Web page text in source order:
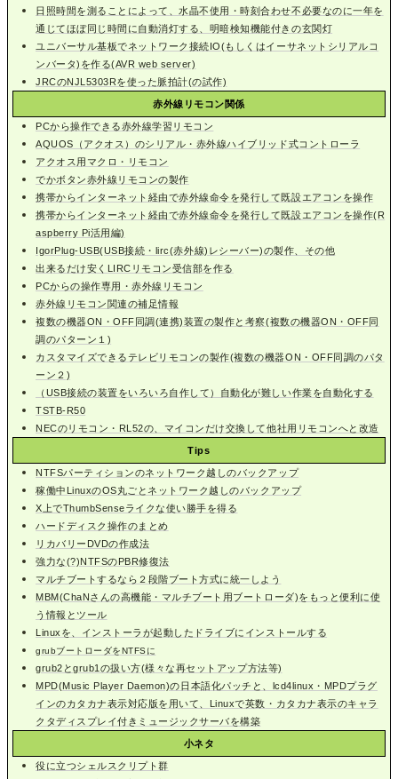
日照時間を測ることによって、水晶不使用・時刻合わせ不必要なのに一年を
通じてほぼ同じ時間に自動消灯する、明暗検知機能付きの玄関灯
ユニバーサル基板でネットワーク接続IO(もしくはイーサネットシリアルコ
ンバータ)を作る(AVR web server)
JRCのNJL5303Rを使った脈拍計(の試作)
赤外線リモコン関係
PCから操作できる赤外線学習リモコン
AQUOS（アクオス）のシリアル・赤外線ハイブリッド式コントローラ
アクオス用マクロ・リモコン
でかボタン赤外線リモコンの製作
携帯からインターネット経由で赤外線命令を発行して既設エアコンを操作
携帯からインターネット経由で赤外線命令を発行して既設エアコンを操作(R
aspberry Pi活用編)
IgorPlug-USB(USB接続・lirc(赤外線)レシーバー)の製作、その他
出来るだけ安くLIRCリモコン受信部を作る
PCからの操作専用・赤外線リモコン
赤外線リモコン関連の補足情報
複数の機器ON・OFF同調(連携)装置の製作と考察(複数の機器ON・OFF同
調のパターン１)
カスタマイズできるテレビリモコンの製作(複数の機器ON・OFF同調のパタ
ーン２)
（USB接続の装置をいろいろ自作して）自動化が難しい作業を自動化する
TSTB-R50
NECのリモコン・RL52の、マイコンだけ交換して他社用リモコンへと改造
Tips
NTFSパーティションのネットワーク越しのバックアップ
稼働中LinuxのOS丸ごとネットワーク越しのバックアップ
X上でThumbSenseライクな使い勝手を得る
ハードディスク操作のまとめ
リカバリーDVDの作成法
強力な(?)NTFSのPBR修復法
マルチブートするなら２段階ブート方式に統一しよう
MBM(ChaNさんの高機能・マルチブート用ブートローダ)をもっと便利に使
う情報とツール
Linuxを、インストーラが起動したドライブにインストールする
grubブートローダをNTFSに
grub2とgrub1の扱い方(様々な再セットアップ方法等)
MPD(Music Player Daemon)の日本語化パッチと、lcd4linux・MPDプラグ
インのカタカナ表示対応版を用いて、Linuxで英数・カタカナ表示のキャラ
クタディスプレイ付きミュージックサーバを構築
小ネタ
役に立つシェルスクリプト群